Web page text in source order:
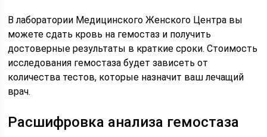
В лаборатории Медицинского Женского Центра вы
можете сдать кровь на гемостаз и получить
достоверные результаты в краткие сроки. Стоимость
исследования гемостаза будет зависеть от
количества тестов, которые назначит ваш лечащий
врач.
Расшифровка анализа гемостаза